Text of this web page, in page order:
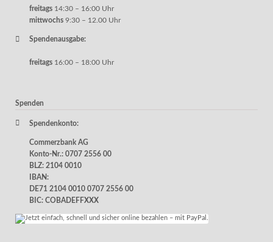
freitags 14:30 – 16:00 Uhr
mittwochs 9:30 – 12.00 Uhr
Spendenausgabe:
freitags 16:00 – 18:00 Uhr
Spenden
Spendenkonto:
Commerzbank AG
Konto-Nr.: 0707 2556 00
BLZ: 2104 0010
IBAN:
DE71 2104 0010 0707 2556 00
BIC: COBADEFFXXX